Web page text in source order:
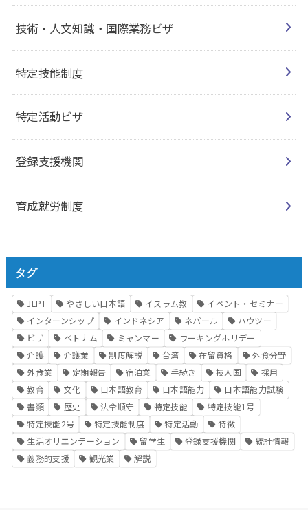
技術・人文知識・国際業務ビザ
特定技能制度
特定活動ビザ
登録支援機関
育成就労制度
タグ
JLPT やさしい日本語 イスラム教
イベント・セミナー
インターンシップ
インドネシア ネパール
ハウツー
ビザ
ベトナム ミャンマー
ワーキングホリデー
介護
介護業 制度解説 台湾 在留資格
外食分野
外食業
定期報告 宿泊業 手続き 技人国
採用
教育
文化 日本語教育 日本語能力
日本語能力試験
書類
歴史 法令順守 特定技能
特定技能1号
特定技能2号
特定技能制度 特定活動
特徴
生活オリエンテーション
留学生 登録支援機関
統計情報
義務的支援
観光業 解説